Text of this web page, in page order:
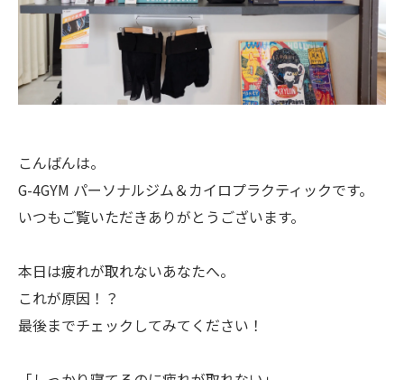
こんばんは。
G-4GYM パーソナルジム＆カイロプラクティックです。
いつもご覧いただきありがとうございます。
本日は疲れが取れないあなたへ。
これが原因！？
最後までチェックしてみてください！